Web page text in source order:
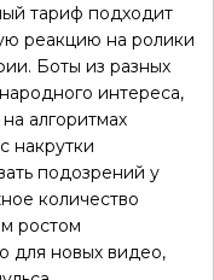
тариф подходит
реакцию на ролики
Боты из разных
интереса,
алгоритмах
накрутки
подозрений у
количество
ростом
для новых видео,